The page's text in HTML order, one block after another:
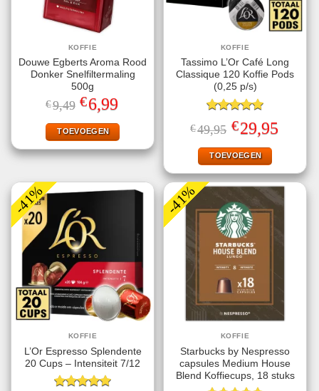
KOFFIE
Douwe Egberts Aroma Rood
Donker Snelfiltermaling
500g
€9,49 Oorspronkelijke
prijs
was:
€9,49.
€6,99
is:
€6,99.
TOEVOEGEN
KOFFIE
Tassimo L’Or Café Long
Classique 120 Koffie Pods
(0,25 p/s)
Gewaardeerd
5.00uit 5
€49,95 Oorspronkelijke
prijs
was:
€49,95.
€29,95prijs
TOEVOEGEN
-41%
KOFFIE
L’Or Espresso Splendente
20 Cups – Intensiteit 7/12
-41%
KOFFIE
Starbucks by Nespresso
capsules Medium House
Blend Koffiecups, 18 stuks